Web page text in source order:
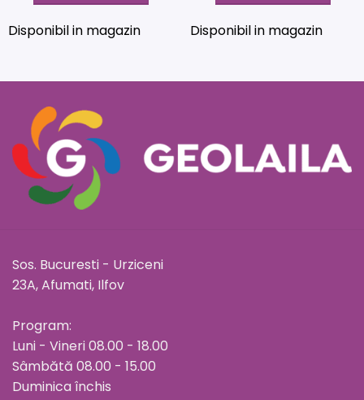
Disponibil in magazin Disponibil in magazin
Sos. Bucuresti - Urziceni
23A, Afumati, Ilfov
Program:
Luni - Vineri 08.00 - 18.00
Sâmbătă 08.00 - 15.00
Duminica închis